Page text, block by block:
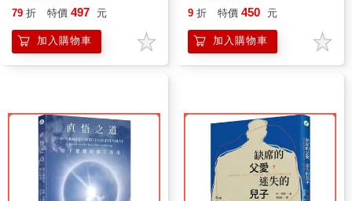
79 折 特價 497 元
加入購物車
9 折 特價 450 元
加入購物車